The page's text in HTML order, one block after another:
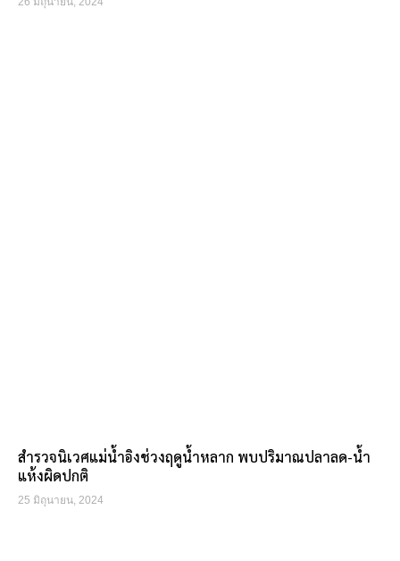
สำรวจนิเวศแม่น้ำอิงช่วงฤดูน้ำหลาก พบปริมาณปลาลด-น้ำ
แห้งผิดปกติ
25 มิถุนายน, 2024